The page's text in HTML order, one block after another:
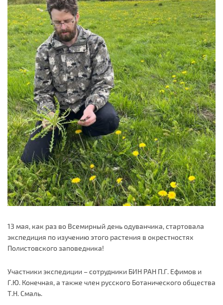
13 мая, как раз во Всемирный день одуванчика, стартовала
экспедиция по изучению этого растения в окрестностях
Полистовского заповедника!
Участники экспедиции – сотрудники БИН РАН П.Г. Ефимов и
Г.Ю. Конечная, а также член русского Ботанического общества
Т.Н. Смаль.